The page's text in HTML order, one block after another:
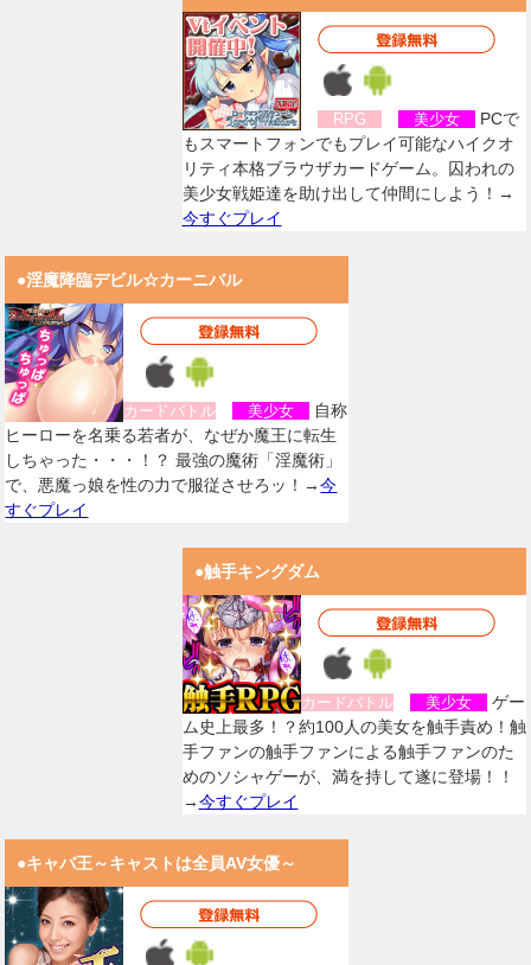
RPG 美少女
PCで
もスマートフォンでもプレイ可能なハイクオ
リティ本格ブラウザカードゲーム。囚われの
美少女戦姫達を助け出して仲間にしよう！→
今すぐプレイ
●淫魔降臨デビル☆カーニバル
カードバトル 美少女
自称
ヒーローを名乗る若者が、なぜか魔王に転生
しちゃった・・・！？ 最強の魔術「淫魔術」
で、悪魔っ娘を性の力で服従させろッ！→今
すぐプレイ
●触手キングダム
カードバトル 美少女
ゲー
ム史上最多！？約100人の美女を触手責め！触
手ファンの触手ファンによる触手ファンのた
めのソシャゲーが、満を持して遂に登場！！
→今すぐプレイ
●キャバ王～キャストは全員AV女優～